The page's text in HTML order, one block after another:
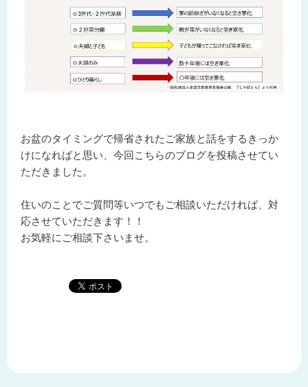
お盆のタイミングで帰省されたご家族と話をするきっか
けになればと思い、今回こちらのブログを投稿させてい
ただきました。
住いのことでご質問等いつでもご相談いただければ、対
応させていただきます！！
お気軽にご相談下さいませ。